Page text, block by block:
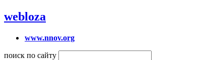
webloza
www.nnov.org
поиск по сайту